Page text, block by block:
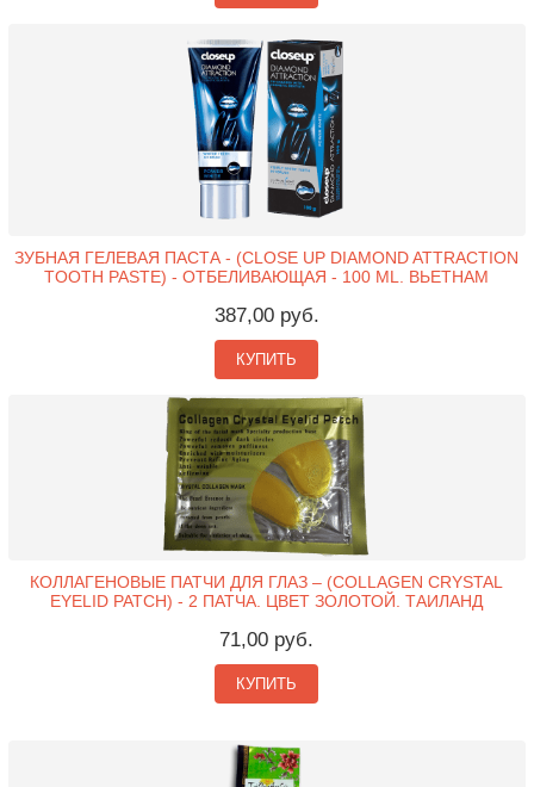
ЗУБНАЯ ГЕЛЕВАЯ ПАСТА - (CLOSE UP DIAMOND ATTRACTION
TOOTH PASTE) - ОТБЕЛИВАЮЩАЯ - 100 ML. ВЬЕТНАМ
387,00 руб.
КУПИТЬ
КОЛЛАГЕНОВЫЕ ПАТЧИ ДЛЯ ГЛАЗ – (COLLAGEN CRYSTAL
EYELID PATCH) - 2 ПАТЧА. ЦВЕТ ЗОЛОТОЙ. ТАИЛАНД
71,00 руб.
КУПИТЬ